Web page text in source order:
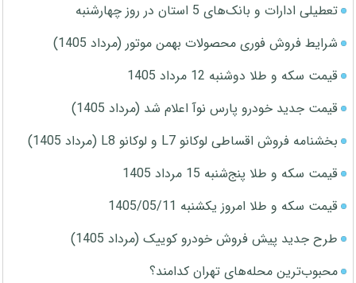
تعطیلی ادارات و بانک‌های 5 استان در روز چهارشنبه
شرایط فروش فوری محصولات بهمن موتور (مرداد 1405)
قیمت سکه و طلا دوشنبه 12 مرداد 1405
قیمت جدید خودرو پارس نوآ اعلام شد (مرداد 1405)
بخشنامه فروش اقساطی لوکانو L7 و لوکانو L8 (مرداد 1405)
قیمت سکه و طلا پنج‌شنبه 15 مرداد 1405
قیمت سکه و طلا امروز یکشنبه 1405/05/11
طرح جدید پیش فروش خودرو کوییک (مرداد 1405)
محبوب‌ترین محله‌های تهران کدامند؟